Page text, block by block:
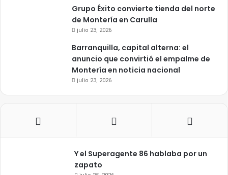
Grupo Éxito convierte tienda del norte
de Montería en Carulla
julio 23, 2026
Barranquilla, capital alterna: el
anuncio que convirtió el empalme de
Montería en noticia nacional
julio 23, 2026
Y el Superagente 86 hablaba por un
zapato